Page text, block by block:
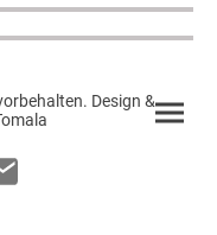
Design &